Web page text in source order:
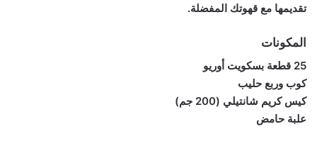
تقديمها مع قهوتك المفضلة.
المكونات
25 قطعة بسكويت أوريو
كوب وربع حليب
كيس كريم شانتيلي (200 جم)
علبة حامض